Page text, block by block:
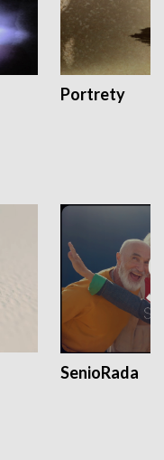
Portrety
SenioRada